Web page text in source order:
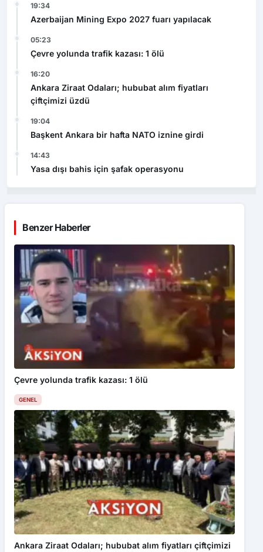
19:34
Azerbaijan Mining Expo 2027 fuarı yapılacak
05:23
Çevre yolunda trafik kazası: 1 ölü
16:20
Ankara Ziraat Odaları; hububat alım fiyatları
çiftçimizi üzdü
19:04
Başkent Ankara bir hafta NATO iznine girdi
14:43
Yasa dışı bahis için şafak operasyonu
Benzer Haberler
Çevre yolunda trafik kazası: 1 ölü
GENEL
Ankara Ziraat Odaları; hububat alım fiyatları çiftçimizi